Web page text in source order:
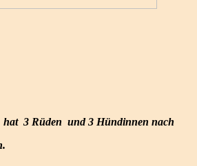
3 Rüden und 3 Hündinnen nach